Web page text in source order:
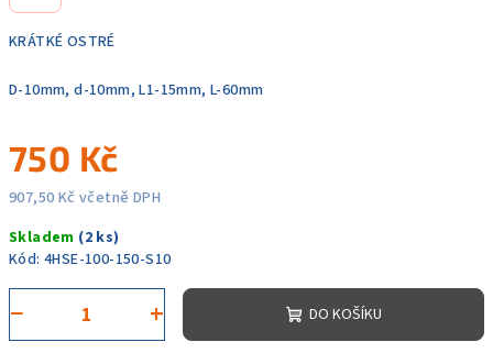
KRÁTKÉ OSTRÉ
D-10mm, d-10mm, L1-15mm, L-60mm
750 Kč
907,50 Kč včetně DPH
cena:
Skladem (2 ks)
Kód: 4HSE-100-150-S10
+
− DO KOŠÍKU